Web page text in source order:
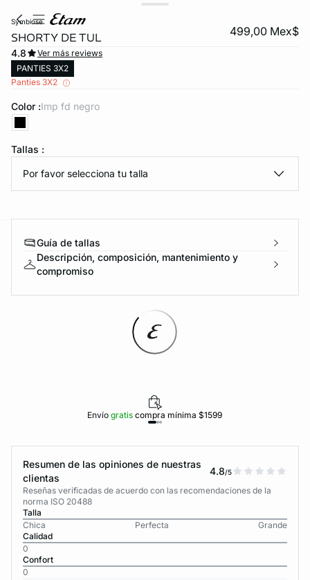
DE PANTIES
symbiose
SHORTY DE TUL 499,00 Mex$
4.8
Ver más reviews
PANTIES 3X2
Panties 3X2
Color : imp fd negro
Tallas :
Por favor selecciona tu talla
Guía de tallas
Descripción, composición, mantenimiento y
compromiso
Envíogratiscompra mínima $1599
Resumen de las opiniones de nuestras
clientas
4.8/5
Reseñas verificadas de acuerdo con las recomendaciones de la
norma ISO 20488
Talla
Chica
Perfecta
Grande
Calidad
0
Confort
0